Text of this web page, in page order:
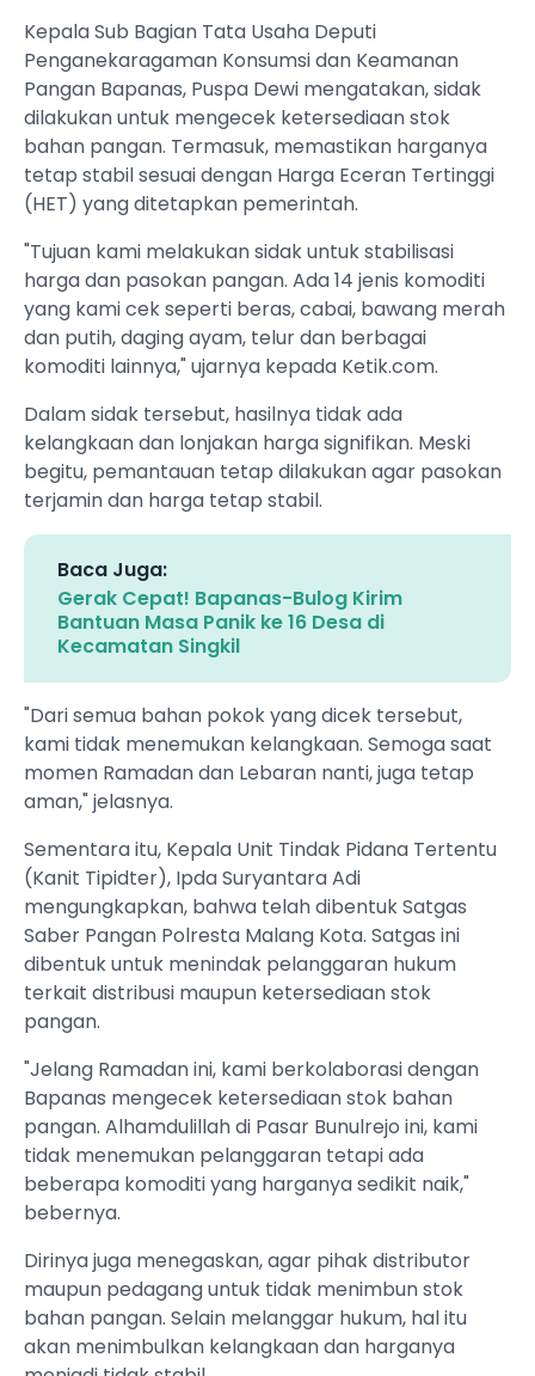
Kepala Sub Bagian Tata Usaha Deputi
Penganekaragaman Konsumsi dan Keamanan
Pangan Bapanas, Puspa Dewi mengatakan, sidak
dilakukan untuk mengecek ketersediaan stok
bahan pangan. Termasuk, memastikan harganya
tetap stabil sesuai dengan Harga Eceran Tertinggi
(HET) yang ditetapkan pemerintah.
"Tujuan kami melakukan sidak untuk stabilisasi
harga dan pasokan pangan. Ada 14 jenis komoditi
yang kami cek seperti beras, cabai, bawang merah
dan putih, daging ayam, telur dan berbagai
komoditi lainnya," ujarnya kepada Ketik.com.
Dalam sidak tersebut, hasilnya tidak ada
kelangkaan dan lonjakan harga signifikan. Meski
begitu, pemantauan tetap dilakukan agar pasokan
terjamin dan harga tetap stabil.
Baca Juga:
Gerak Cepat! Bapanas-Bulog Kirim
Bantuan Masa Panik ke 16 Desa di
Kecamatan Singkil
"Dari semua bahan pokok yang dicek tersebut,
kami tidak menemukan kelangkaan. Semoga saat
momen Ramadan dan Lebaran nanti, juga tetap
aman," jelasnya.
Sementara itu, Kepala Unit Tindak Pidana Tertentu
(Kanit Tipidter), Ipda Suryantara Adi
mengungkapkan, bahwa telah dibentuk Satgas
Saber Pangan Polresta Malang Kota. Satgas ini
dibentuk untuk menindak pelanggaran hukum
terkait distribusi maupun ketersediaan stok
pangan.
"Jelang Ramadan ini, kami berkolaborasi dengan
Bapanas mengecek ketersediaan stok bahan
pangan. Alhamdulillah di Pasar Bunulrejo ini, kami
tidak menemukan pelanggaran tetapi ada
beberapa komoditi yang harganya sedikit naik,"
bebernya.
Dirinya juga menegaskan, agar pihak distributor
maupun pedagang untuk tidak menimbun stok
bahan pangan. Selain melanggar hukum, hal itu
akan menimbulkan kelangkaan dan harganya